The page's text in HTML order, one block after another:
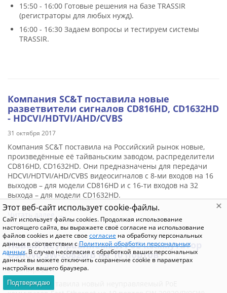
Этот веб-сайт использует cookie-файлы.
Сайт использует файлы cookies. Продолжая использование
настоящего сайта, вы выражаете своё согласие на использование
файлов cookies и даете свое согласие на обработку персональных
данных в соответствии с Политикой обработки персональных
данных. В случае несогласия с обработкой ваших персональных
данных вы можете отключить сохранение cookie в параметрах
настройки вашего браузера.
Подтверждаю
15:50 - 16:00 Готовые решения на базе TRASSIR
(регистраторы для любых нужд).
16:00 - 16:30 Задаем вопросы и тестируем системы
TRASSIR.
Компания SC&T​ поставила новые
разветвители сигналов CD816HD, CD1632HD
- HDCVI/HDTVI/AHD/CVBS
31 октября 2017
Компания SC&T поставила на Российский рынок новые,
произведённые её тайваньским заводом, распределители
CD816HD, CD1632HD. Они предназначены для передачи
HDCVI/HDTVI/AHD/CVBS видеосигналов с 8-ми входов на 16
выходов – для модели CD816HD и с 16-ти входов на 32
выхода – для модели CD1632HD.
Читать далее →
Новый неуправляемый PoE коммутатор
Osnovo SW-20820/B на 10 портов
31 октября 2017
SNOVO представила новый неуправляемый PoE